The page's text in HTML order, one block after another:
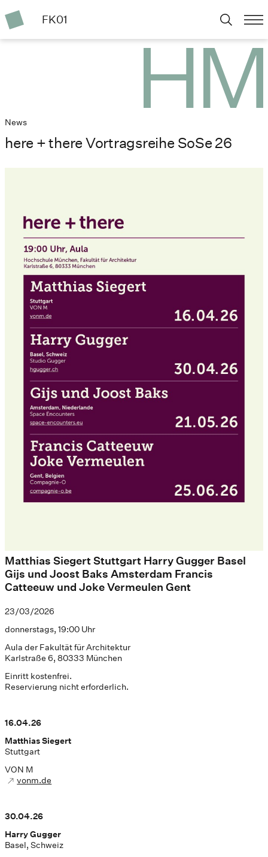
FK01
News
here + there Vortragsreihe SoSe 26
Matthias Siegert Stuttgart Harry Gugger Basel
Gijs und Joost Baks Amsterdam Francis
Catteeuw und Joke Vermeulen Gent
23/03/2026
donnerstags, 19:00 Uhr
Aula der Fakultät für Architektur
Karlstraße 6, 80333 München
Einritt kostenfrei.
Reservierung nicht erforderlich.
16.04.26
Matthias Siegert
Stuttgart
VON M
vonm.de
30.04.26
Harry Gugger
Basel, Schweiz